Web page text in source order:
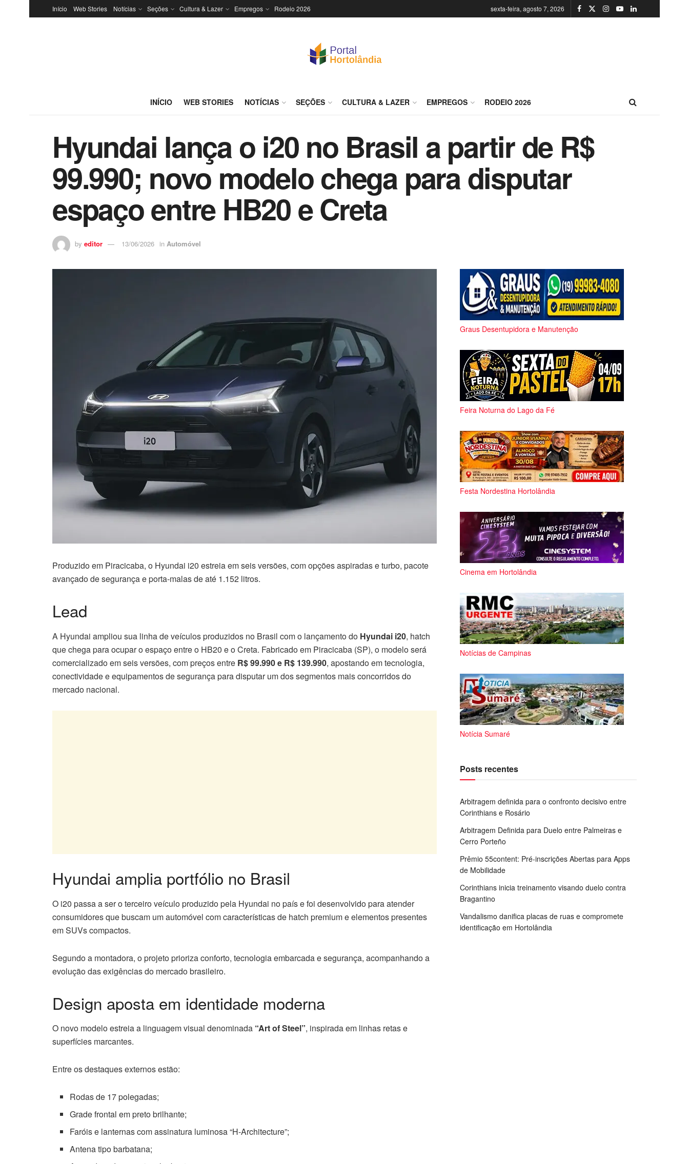
Início Web Stories Notícias Seções Cultura & Lazer Empregos Rodeio 2026 sexta-feira, agosto 7, 2026
INÍCIO WEB STORIES NOTÍCIAS SEÇÕES CULTURA & LAZER EMPREGOS RODEIO 2026
Hyundai lança o i20 no Brasil a partir de R$
99.990; novo modelo chega para disputar
espaço entre HB20 e Creta
by editor 13/06/2026 in Automóvel
Produzido em Piracicaba, o Hyundai i20 estreia em seis versões, com opções aspiradas e turbo, pacote
avançado de segurança e porta-malas de até 1.152 litros.
Lead
A Hyundai ampliou sua linha de veículos produzidos no Brasil com o lançamento do Hyundai i20, hatch
que chega para ocupar o espaço entre o HB20 e o Creta. Fabricado em Piracicaba (SP), o modelo será
comercializado em seis versões, com preços entre R$ 99.990 e R$ 139.990, apostando em tecnologia,
conectividade e equipamentos de segurança para disputar um dos segmentos mais concorridos do
mercado nacional.
Hyundai amplia portfólio no Brasil
O i20 passa a ser o terceiro veículo produzido pela Hyundai no país e foi desenvolvido para atender
consumidores que buscam um automóvel com características de hatch premium e elementos presentes
em SUVs compactos.
Segundo a montadora, o projeto prioriza conforto, tecnologia embarcada e segurança, acompanhando a
evolução das exigências do mercado brasileiro.
Design aposta em identidade moderna
O novo modelo estreia a linguagem visual denominada “Art of Steel”, inspirada em linhas retas e
superfícies marcantes.
Entre os destaques externos estão:
Rodas de 17 polegadas;
Grade frontal em preto brilhante;
Faróis e lanternas com assinatura luminosa “H-Architecture”;
Antena tipo barbatana;
Graus Desentupidora e Manutenção
Feira Noturna do Lago da Fé
Festa Nordestina Hortolândia
Cinema em Hortolândia
Notícias de Campinas
Notícia Sumaré
Posts recentes
Arbitragem definida para o confronto decisivo entre
Corinthians e Rosário
Arbitragem Definida para Duelo entre Palmeiras e
Cerro Porteño
Prêmio 55content: Pré-inscrições Abertas para Apps
de Mobilidade
Corinthians inicia treinamento visando duelo contra
Bragantino
Vandalismo danifica placas de ruas e compromete
identificação em Hortolândia